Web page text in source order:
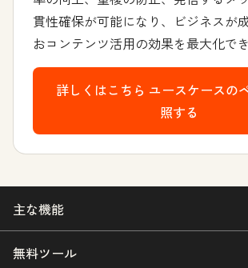
貫性確保が可能になり、ビジネスが
おコンテンツ活用の効果を最大化でき
詳しくはこちら ユースケースの
照する
主な機能
無料ツール